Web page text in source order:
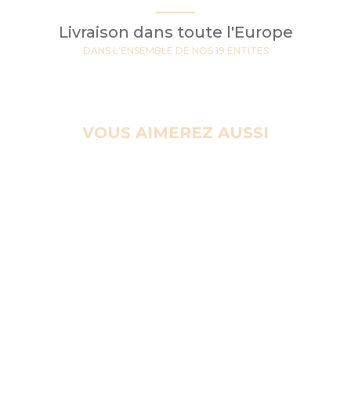
Livraison dans toute l'Europe
DANS L'ENSEMBLE DE NOS 19 ENTITES
VOUS AIMEREZ AUSSI